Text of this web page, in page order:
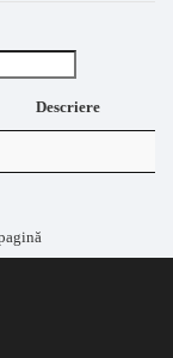
Descriere